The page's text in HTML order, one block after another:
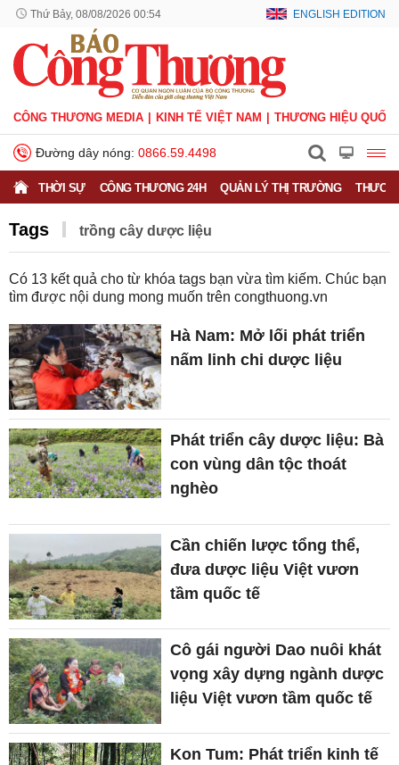
Thứ Bảy, 08/08/2026 00:54 ENGLISH EDITION
CÔNG THƯƠNG MEDIA KINH TẾ VIỆT NAM THƯƠNG HIỆU QUỐC
Đường dây nóng: 0866.59.4498
THỜI SỰ CÔNG THƯƠNG 24H QUẢN LÝ THỊ TRƯỜNG
Tags trồng cây dược liệu
Có 13 kết quả cho từ khóa tags bạn vừa tìm kiếm. Chúc bạn
tìm được nội dung mong muốn trên congthuong.vn
Hà Nam: Mở lối phát triển
nấm linh chi dược liệu
Phát triển cây dược liệu: Bà
con vùng dân tộc thoát
nghèo
Cần chiến lược tổng thể,
đưa dược liệu Việt vươn
tầm quốc tế
Cô gái người Dao nuôi khát
vọng xây dựng ngành dược
liệu Việt vươn tầm quốc tế
Kon Tum: Phát triển kinh tế